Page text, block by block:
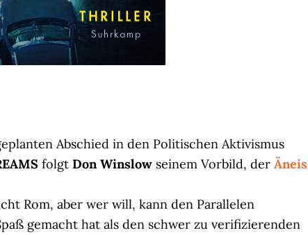
Abschied in den Politischen Aktivismus
folgt Don Winslow seinem Vorbild, der Äneis
Rom, aber wer will, kann den Parallelen
gemacht hat als den schwer zu verifizierenden